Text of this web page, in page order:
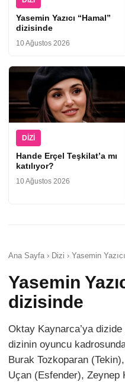
Yasemin Yazıcı “Hamal”
dizisinde
10 Ağustos 2026
DIZI
Hande Erçel Teşkilat’a mı
katılıyor?
10 Ağustos 2026
Ana Sayfa › Dizi › Yasemin
Yasemin
dizisinde
Oktay Kaynarca’ya
dizinin oyuncu
Burak Tozkoparan
Uçan (Esfender), Zeynep